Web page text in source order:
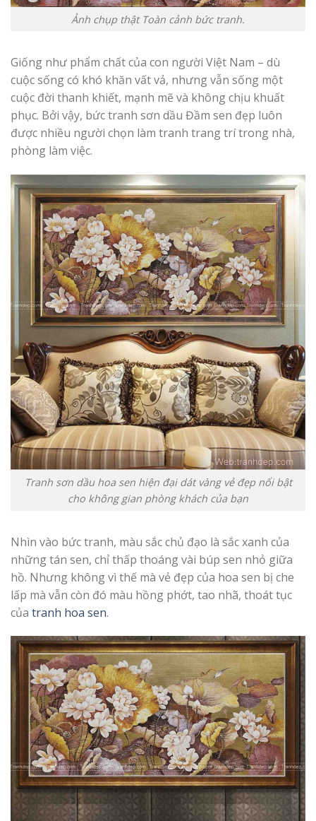
Ảnh chụp thật Toàn cảnh bức tranh.
Giống như phẩm chất của con người Việt Nam – dù
cuộc sống có khó khăn vất vả, nhưng vẫn sống một
cuộc đời thanh khiết, mạnh mẽ và không chịu khuất
phục. Bởi vậy, bức tranh sơn dầu Đầm sen đẹp luôn
được nhiều người chọn làm tranh trang trí trong nhà,
phòng làm việc.
Tranh sơn dầu hoa sen hiện đại dát vàng vẻ đẹp nổi bật
cho không gian phòng khách của bạn
Nhìn vào bức tranh, màu sắc chủ đạo là sắc xanh của
những tán sen, chỉ thấp thoáng vài búp sen nhỏ giữa
hồ. Nhưng không vì thế mà vẻ đẹp của hoa sen bị che
lấp mà vẫn còn đó màu hồng phớt, tao nhã, thoát tục
của tranh hoa sen.